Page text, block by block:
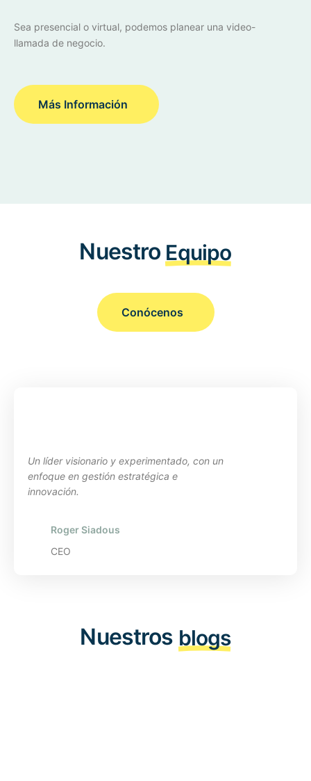
Sea presencial o virtual, podemos planear una video-
llamada de negocio.
Más Información
Nuestro Equipo
Conócenos
Un líder visionario y experimentado, con un
enfoque en gestión estratégica e
innovación.
Roger Siadous
CEO
Nuestros blogs